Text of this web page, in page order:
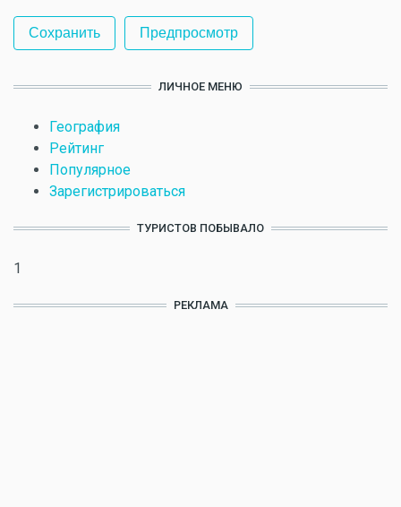
ЛИЧНОЕ МЕНЮ
География
Рейтинг
Популярное
Зарегистрироваться
ТУРИСТОВ ПОБЫВАЛО
1
РЕКЛАМА